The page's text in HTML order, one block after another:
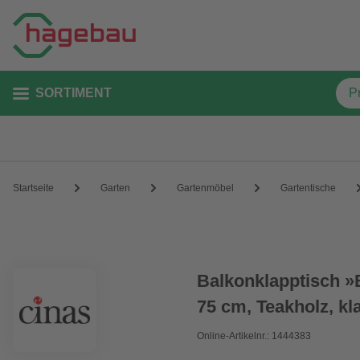
SORTIMENT
Startseite Garten Gartenmöbel Gartentische
Balkonklapptisch
75 cm, Teakholz,
Online-Artikelnr.: 1444383